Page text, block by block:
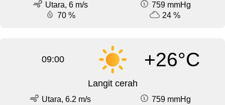
Utara, 6 m/s
759 mmHg
70 %
24 %
09:00 +26°C
Langit cerah
Utara, 6.2 m/s
759 mmHg